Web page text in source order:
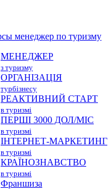
МЕНЕДЖЕР
з туризму
ОРГАНІЗАЦІЯ
турбізнесу
РЕАКТИВНИЙ СТАРТ
в туризмі
ПЕРШІ 3000 ДОЛ/МІС
в туризмі
ІНТЕРНЕТ-МАРКЕТИНГ
в туризмі
КРАЇНОЗНАВСТВО
в туризмі
Франшиза